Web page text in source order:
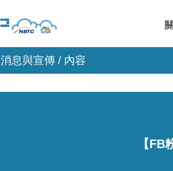
消息與宣傳 / 內容
【FB